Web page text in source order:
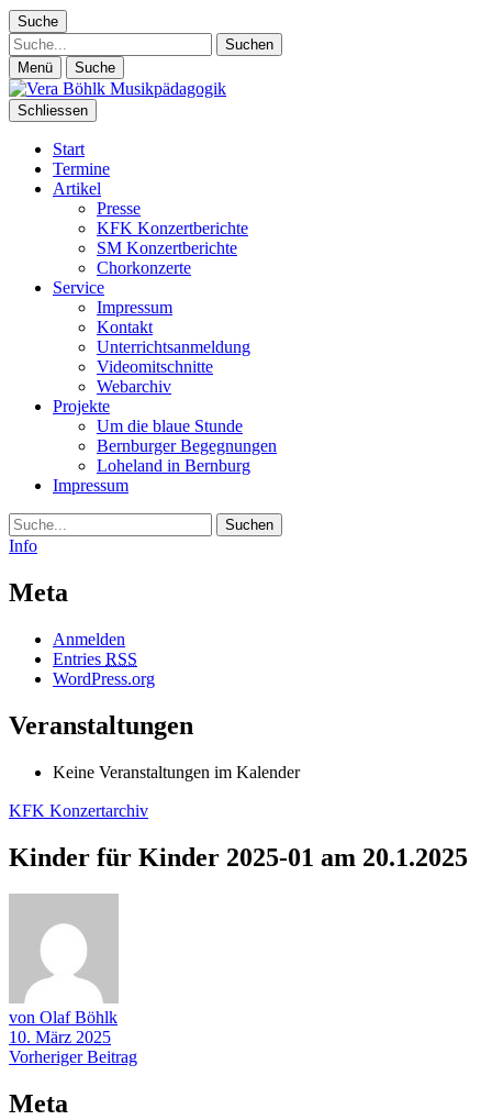
Suche
Suche
Menü Suche
Schliessen
Start
Termine
Artikel
Presse
KFK Konzertberichte
SM Konzertberichte
Chorkonzerte
Service
Impressum
Kontakt
Unterrichtsanmeldung
Videomitschnitte
Webarchiv
Projekte
Um die blaue Stunde
Bernburger Begegnungen
Loheland in Bernburg
Impressum
Suche
Info
Meta
Anmelden
Entries RSS
WordPress.org
Veranstaltungen
Keine Veranstaltungen im Kalender
KFK Konzertarchiv
Kinder für Kinder 2025-01 am 20.1.2025
von Olaf Böhlk
10. März 2025
Beitragsnavigation
Vorheriger BeitragVorheriger
Meta